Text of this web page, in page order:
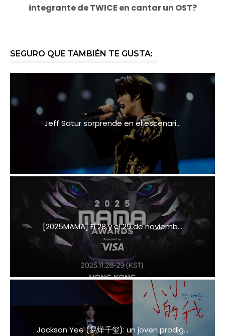
integrante de TWICE en cantar un OST?
SEGURO QUE TAMBIÉN TE GUSTA:
Jeff Satur sorprende en el escenari...
[2025MAMA] El 28 y el 29 de noviemb...
Jackson Yee (易烊千玺): un joven prodig...